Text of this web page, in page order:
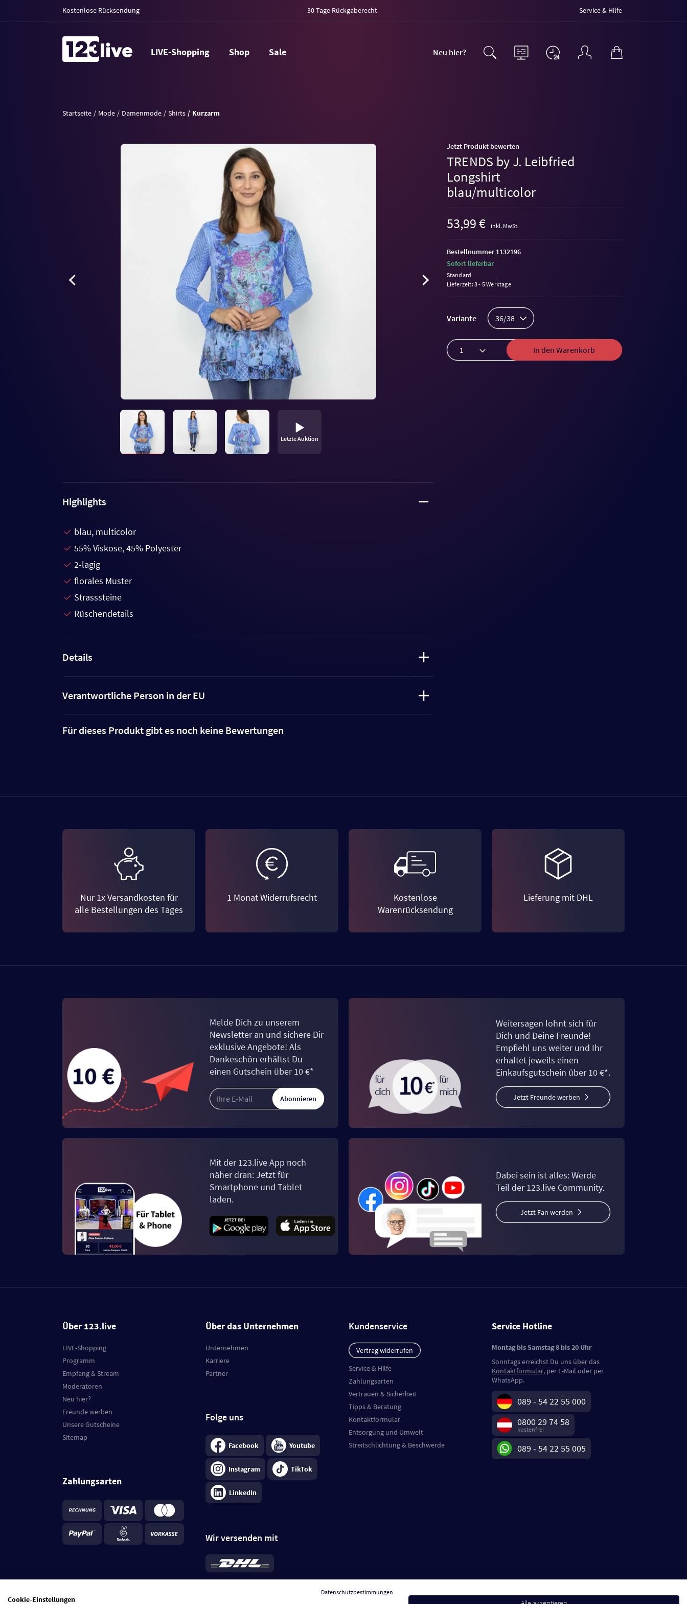
Kostenlose Rücksendung 30 Tage Rückgaberecht Service & Hilfe
LIVE-Shopping Shop Sale Neu hier?
Startseite Mode Damenmode Shirts Kurzarm
Letzte Auktion
Jetzt Produkt bewerten
TRENDS by J. Leibfried
Longshirt
blau/multicolor
53,99 €
inkl. MwSt.
Variante 36/38
In den Warenkorb
Bestellnummer 1132196
Sofort lieferbar
Standard
Lieferzeit: 3 - 5 Werktage
Highlights
blau, multicolor
55% Viskose, 45% Polyester
2-lagig
florales Muster
Strasssteine
Rüschendetails
Details
Verantwortliche Person in der EU
Für dieses Produkt gibt es noch keine Bewertungen
Nur 1x Versandkosten für
alle Bestellungen des Tages
1 Monat Widerrufsrecht
Kostenlose
Warenrücksendung
Lieferung mit DHL
Melde Dich zu unserem
Newsletter an und sichere Dir
exklusive Angebote! Als
Dankeschön erhältst Du
einen Gutschein über 10 €*
Abonnieren
Weitersagen lohnt sich für
Dich und Deine Freunde!
Empfiehl uns weiter und Ihr
erhaltet jeweils einen
Einkaufsgutschein über 10 €*.
Jetzt Freunde werben
Mit der 123.live App noch
näher dran: Jetzt für
Smartphone und Tablet
laden.
Dabei sein ist alles: Werde
Teil der 123.live Community.
Jetzt Fan werden
Über 123.live
LIVE-Shopping
Programm
Empfang & Stream
Moderatoren
Neu hier?
Freunde werben
Unsere Gutscheine
Sitemap
Zahlungsarten
Über das Unternehmen
Unternehmen
Karriere
Partner
Folge uns
Facebook Youtube
Instagram TikTok
LinkedIn
Wir versenden mit
*Standard 6,95 €; bei Kühlware zzgl. 0,99 €
je Bestellung, insgesamt 7,94 €. Lieferzeit3-
Kundenservice
Vertrag widerrufen
Service & Hilfe
Zahlungsarten
Vertrauen & Sicherheit
Tipps & Beratung
Kontaktformular
Entsorgung und Umwelt
Streitschlichtung & Beschwerde
Service Hotline
Montag bis Samstag 8 bis 20 Uhr
Sonntags erreichst Du uns über das
Kontaktformular, per E-Mail oder per
WhatsApp.
089 - 54 22 55 000
0800 29 74 58
kostenfrei
089 - 54 22 55 005
Datenschutzbestimmungen
Cookie-Einstellungen